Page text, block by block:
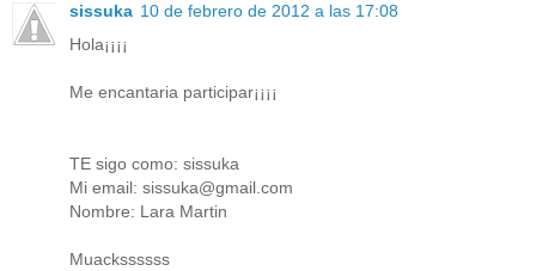
sissuka 10 de febrero de 2012 a las 17:08
Hola¡¡¡¡
Me encantaria participar¡¡¡¡
TE sigo como: sissuka
Mi email: sissuka@gmail.com
Nombre: Lara Martin
Muackssssss